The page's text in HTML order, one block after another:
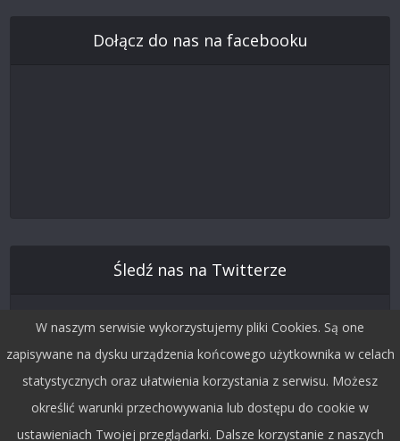
Dołącz do nas na facebooku
Śledź nas na Twitterze
W naszym serwisie wykorzystujemy pliki Cookies. Są one
zapisywane na dysku urządzenia końcowego użytkownika w celach
statystycznych oraz ułatwienia korzystania z serwisu. Możesz
określić warunki przechowywania lub dostępu do cookie w
ustawieniach Twojej przeglądarki. Dalsze korzystanie z naszych